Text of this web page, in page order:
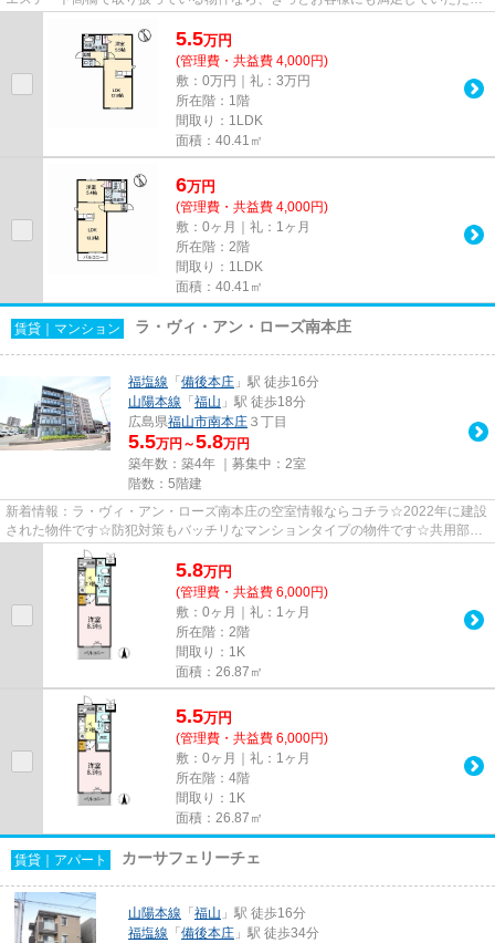
5.5万円
(管理費・共益費 4,000円)
敷：0万円｜礼：3万円
所在階：1階
間取り：1LDK
面積：40.41㎡
6万円
(管理費・共益費 4,000円)
敷：0ヶ月｜礼：1ヶ月
所在階：2階
間取り：1LDK
面積：40.41㎡
賃貸｜マンション ラ・ヴィ・アン・ローズ南本庄
福塩線 「 備後本庄 」駅 徒歩16分
山陽本線 「 福山 」駅 徒歩18分
広島県福山市南本庄 ３丁目
5.5万円～5.8万円
築年数：築4年 ｜募集中： 2室
階数：5階建
新着情報：ラ・ヴィ・アン・ローズ南本庄の空室情報ならコチラ☆2022年に建設
された物件です☆防犯対策もバッチリなマンションタイプの物件です☆共用部に
はエレベータ・敷地内ごみ置き場...
5.8万円
(管理費・共益費 6,000円)
敷：0ヶ月｜礼：1ヶ月
所在階：2階
間取り：1K
面積：26.87㎡
5.5万円
(管理費・共益費 6,000円)
敷：0ヶ月｜礼：1ヶ月
所在階：4階
間取り：1K
面積：26.87㎡
賃貸｜アパート カーサフェリーチェ
山陽本線 「 福山 」駅 徒歩16分
福塩線 「 備後本庄 」駅 徒歩34分